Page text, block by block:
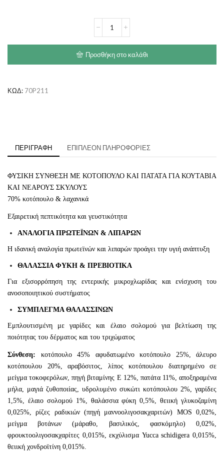
Puppy
Potatoes
ποσότητα
Προσθήκη στο καλάθι
ΚΩΔ: 70P211
ΠΕΡΙΓΡΑΦΉ ΕΠΙΠΛΈΟΝ ΠΛΗΡΟΦΟΡΊΕΣ
ΦΥΣΙΚΗ ΣΥΝΘΕΣΗ ΜΕ ΚΟΤΟΠΟΥΛΟ ΚΑΙ ΠΑΤΑΤΑ ΓΙΑ ΚΟΥΤΑΒΙΑ
ΚΑΙ ΝΕΑΡΟΥΣ ΣΚΥΛΟΥΣ
70% κοτόπουλο & λαχανικά
Εξαιρετική πεπτικότητα και γευστικότητα
ΑΝΑΛΟΓΙΑ ΠΡΩΤΕΪΝΩΝ & ΛΙΠΑΡΩΝ
Η ιδανική αναλογία πρωτεϊνών και λιπαρών προάγει την υγιή ανάπτυξη
ΘΑΛΑΣΣΙΑ ΦΥΚΗ & ΠΡΕΒΙΟΤΙΚΑ
Για εξισορρόπηση της εντερικής μικροχλωρίδας και ενίσχυση του
ανοσοποιητικού συστήματος
ΣΥΜΠΛΕΓΜΑ ΘΑΛΑΣΣΙΝΩΝ
Εμπλουτισμένη με γαρίδες και έλαιο σολομού για βελτίωση της
ποιότητας του δέρματος και του τριχώματος
Σύνθεση: κοτόπουλο 45% αφυδατωμένο κοτόπουλο 25%, άλευρο
κοτόπουλου 20%, αραβόσιτος, λίπος κοτόπουλου διατηρημένο σε
μείγμα τοκοφερόλων, πηγή βιταμίνης E 12%, πατάτα 11%, αποξηραμένα
μήλα, μαγιά ζυθοποιίας, υδρολυμένο συκώτι κοτόπουλου 2%, γαρίδες
1,5%, έλαιο σολομού 1%, θαλάσσια φύκη 0,5%, θειική γλυκοζαμίνη
0,025%, ρίζες ραδικιών (πηγή μαννoολιγοσακχαριτών) MOS 0,02%,
μείγμα βοτάνων (μάραθο, βασιλικός, φασκόμηλο) 0,02%,
φρουκτοολιγοσακχαρίτες 0,015%, εκχύλισμα Yucca schidigera 0,015%,
θειική χονδροϊτίνη 0,015%.